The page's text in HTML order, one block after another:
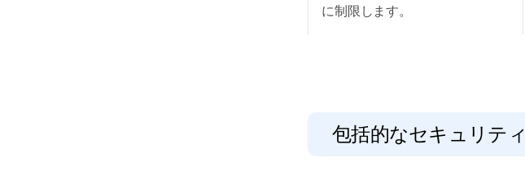
に制限します。
包括的なセキュリティ